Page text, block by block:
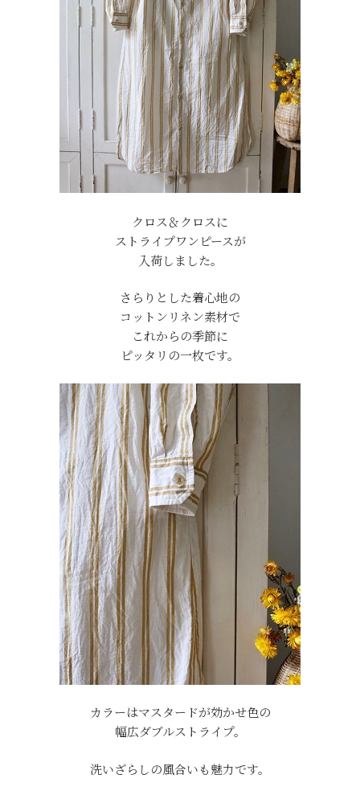
クロス＆クロスに
ストライプワンピースが
入荷しました。
さらりとした着心地の
コットンリネン素材で
これからの季節に
ピッタリの一枚です。
カラーはマスタードが効かせ色の
幅広ダブルストライプ。
洗いざらしの風合いも魅力です。